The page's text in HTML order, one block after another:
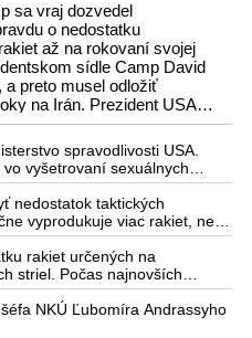
sa vraj dozvedel
o nedostatku
až na rokovaní svojej
sídle Camp David
a preto musel odložiť
na Irán. Prezident USA
pohádal so šéfom
bol presvedčený o opaku
spravodlivosti USA.
vyšetrovaní sexuálnych
Jeffreyho Epsteina. Ten
zahraničia, ktoré boli uškrtené
pochovali v blízkosti jeho
nedostatok taktických
vyprodukuje viac rakiet, než
Patriot dohromady
rakiet určených na
striel. Počas najnovších
ani jednu. Volodymyr
NATO zabezpečiť
NKÚ Ľubomíra Andrassyho